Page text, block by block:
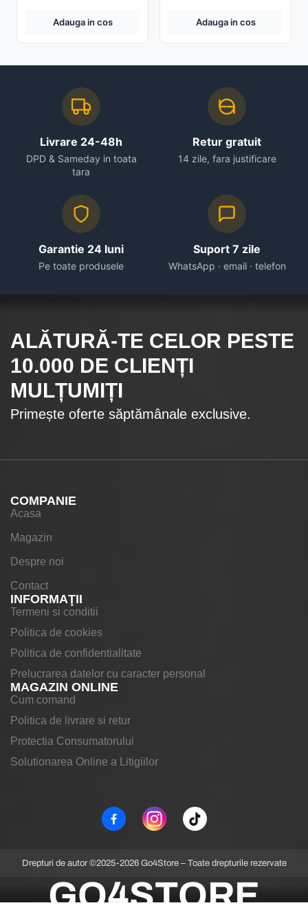
Adauga in cos Adauga in cos
Livrare 24-48h
DPD & Sameday in toata
tara
Retur gratuit
14 zile, fara justificare
Garantie 24 luni
Pe toate produsele
Suport 7 zile
WhatsApp · email · telefon
ALĂTURĂ-TE CELOR PESTE
10.000 DE CLIENȚI
MULȚUMIȚI
Primește oferte săptămânale exclusive.
COMPANIE
Acasa
Magazin
Despre noi
Contact
INFORMAŢII
Termeni si conditii
Politica de cookies
Politica de confidentialitate
Prelucrarea datelor cu caracter personal
MAGAZIN ONLINE
Cum comand
Politica de livrare si retur
Protectia Consumatorului
Solutionarea Online a Litigiilor
Drepturi de autor ©2025-2026 Go4Store – Toate drepturile rezervate
GO4STORE